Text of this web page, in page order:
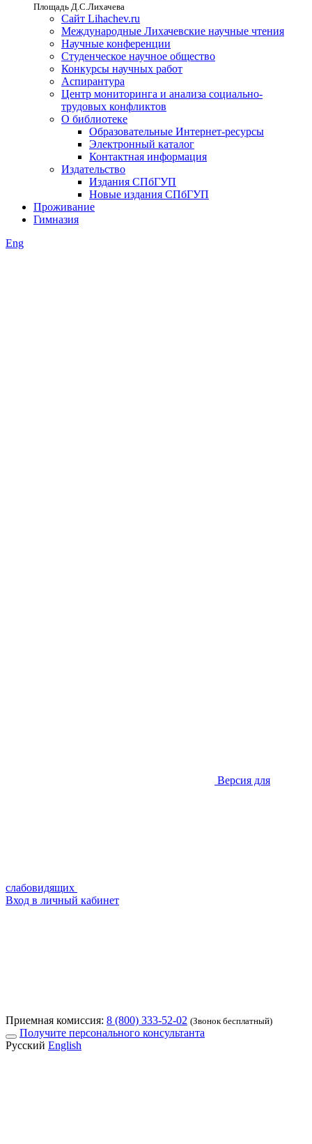
Площадь Д.С.Лихачева
Сайт Lihachev.ru
Международные Лихачевские научные чтения
Научные конференции
Студенческое научное общество
Конкурсы научных работ
Аспирантура
Центр мониторинга и анализа социально-
трудовых конфликтов
О библиотеке
Образовательные Интернет-ресурсы
Электронный каталог
Контактная информация
Издательство
Издания СПбГУП
Новые издания СПбГУП
Проживание
Гимназия
Eng
Версия для
слабовидящих
Вход в личный кабинет
Приемная комиссия: 8 (800) 333-52-02 (Звонок бесплатный)
Получите персонального консультанта
Русский English